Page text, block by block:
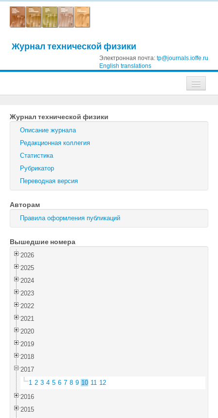
Журнал технической физики
Электронная почта: tp@journals.ioffe.ru
English translations
Журнал технической физики
Письма в Журнал технической физики
Физика твердого тела
Поиск
Журнал технической физики
Описание журнала
Редакционная коллегия
Статистика
Рубрикатор
Переводная версия
Авторам
Правила оформления публикаций
Вышедшие номера
2026
2025
2024
2023
2022
2021
2020
2019
2018
2017
1 2 3 4 5 6 7 8 9 10 11 12
2016
2015